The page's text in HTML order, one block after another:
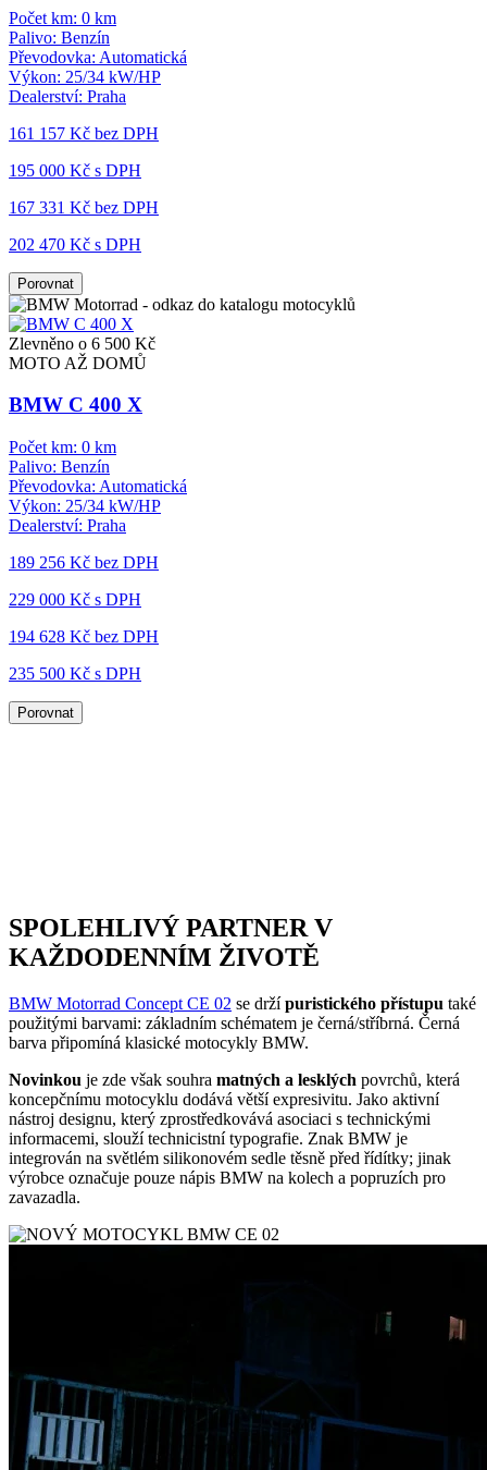
Počet km: 0 km
Palivo: Benzín
Převodovka: Automatická
Výkon: 25/34 kW/HP
Dealerství: Praha
161 157 Kč bez DPH
195 000 Kč s DPH
167 331 Kč bez DPH
202 470 Kč s DPH
Porovnat
Zlevněno o 6 500 Kč
MOTO AŽ DOMŮ
BMW C 400 X
Počet km: 0 km
Palivo: Benzín
Převodovka: Automatická
Výkon: 25/34 kW/HP
Dealerství: Praha
189 256 Kč bez DPH
229 000 Kč s DPH
194 628 Kč bez DPH
235 500 Kč s DPH
Porovnat
SPOLEHLIVÝ PARTNER V
KAŽDODENNÍM ŽIVOTĚ
BMW Motorrad Concept CE 02 se držípuristického přístupu také
použitými barvami: základním schématem je černá/stříbrná. Černá
barva připomíná klasické motocykly BMW.
Novinkou je zde však souhra matných a lesklých povrchů, která
koncepčnímu motocyklu dodává větší expresivitu. Jako aktivní
nástroj designu, který zprostředkovává asociaci s technickými
informacemi, slouží technicistní typografie. Znak BMW je
integrován na světlém silikonovém sedle těsně před řídítky; jinak
výrobce označuje pouze nápis BMW na kolech a popruzích pro
zavazadla.